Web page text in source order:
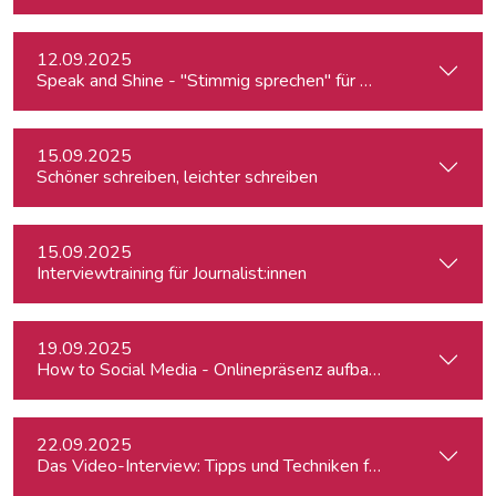
12.09.2025
Speak and Shine - "Stimmig sprechen" für Podcast,
15.09.2025
Schöner schreiben, leichter schreiben
15.09.2025
Interviewtraining für Journalist:innen
19.09.2025
How to Social Media - Onlinepräsenz aufbauen & Beiträge
22.09.2025
Das Video-Interview: Tipps und Techniken für TV und Web